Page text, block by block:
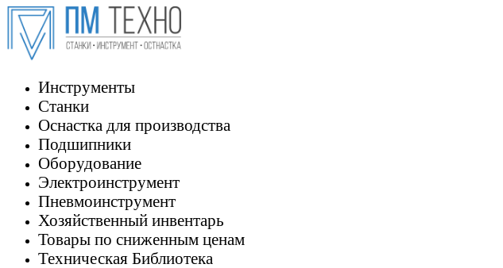
Инструменты
Станки
Оснастка для производства
Подшипники
Оборудование
Электроинструмент
Пневмоинструмент
Хозяйственный инвентарь
Товары по сниженным ценам
Техническая Библиотека